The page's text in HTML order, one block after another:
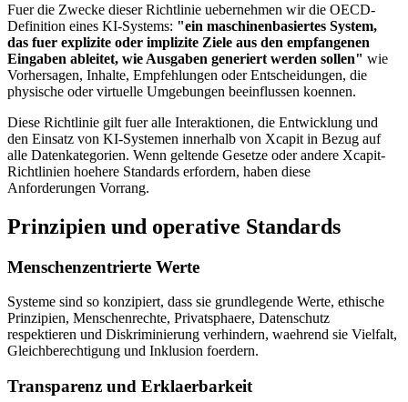
Fuer die Zwecke dieser Richtlinie uebernehmen wir die OECD-
Definition eines KI-Systems: "ein maschinenbasiertes System,
das fuer explizite oder implizite Ziele aus den empfangenen
Eingaben ableitet, wie Ausgaben generiert werden sollen" wie
Vorhersagen, Inhalte, Empfehlungen oder Entscheidungen, die
physische oder virtuelle Umgebungen beeinflussen koennen.
Diese Richtlinie gilt fuer alle Interaktionen, die Entwicklung und
den Einsatz von KI-Systemen innerhalb von Xcapit in Bezug auf
alle Datenkategorien. Wenn geltende Gesetze oder andere Xcapit-
Richtlinien hoehere Standards erfordern, haben diese
Anforderungen Vorrang.
Prinzipien und operative Standards
Menschenzentrierte Werte
Systeme sind so konzipiert, dass sie grundlegende Werte, ethische
Prinzipien, Menschenrechte, Privatsphaere, Datenschutz
respektieren und Diskriminierung verhindern, waehrend sie Vielfalt,
Gleichberechtigung und Inklusion foerdern.
Transparenz und Erklaerbarkeit